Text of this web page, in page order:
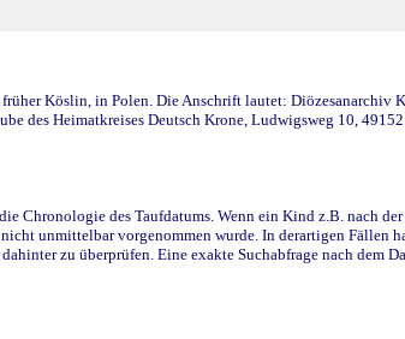
Köslin, in Polen. Die Anschrift lautet:
des Heimatkreises Deutsch Krone, Ludwigsweg 10,
Chronologie des Taufdatums. Wenn ein Kind z.B. nach
unmittelbar vorgenommen wurde. In derartigen Fällen
zu überprüfen. Eine exakte Suchabfrage nach dem